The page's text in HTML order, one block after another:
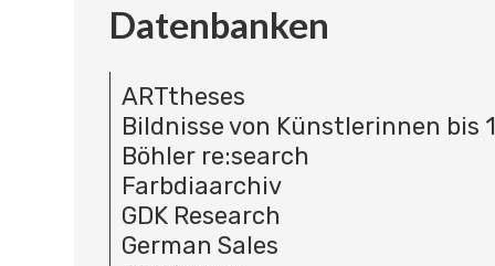
Datenbanken
ARTtheses
Bildnisse von Künstlerinnen bis
Böhler re:search
Farbdiaarchiv
GDK Research
German Sales